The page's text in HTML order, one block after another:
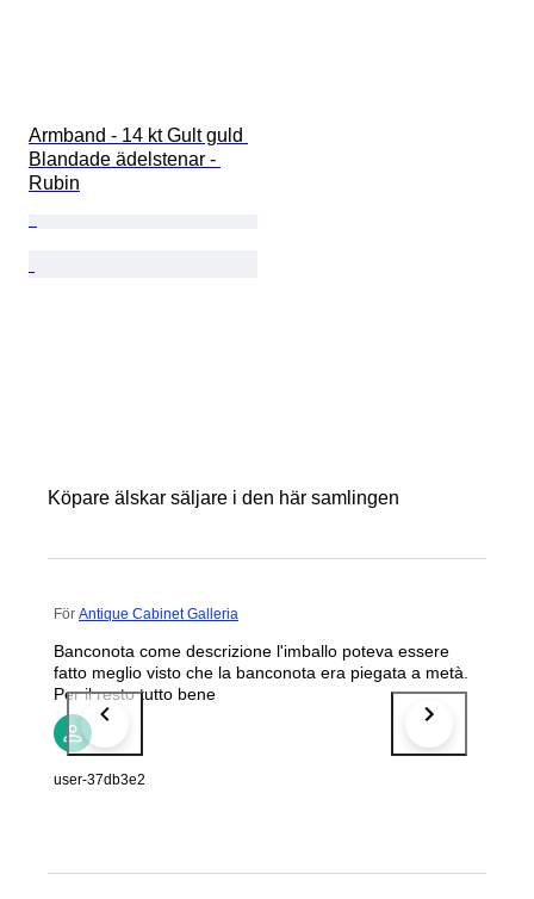
Armband - 14 kt Gult guld
Blandade ädelstenar -
Rubin
Köpare älskar säljare i den här samlingen
För Antique Cabinet Galleria
Banconota come descrizione l'imballo poteva essere
fatto meglio visto che la banconota era piegata a metà.
Per il resto tutto bene
user-37db3e2